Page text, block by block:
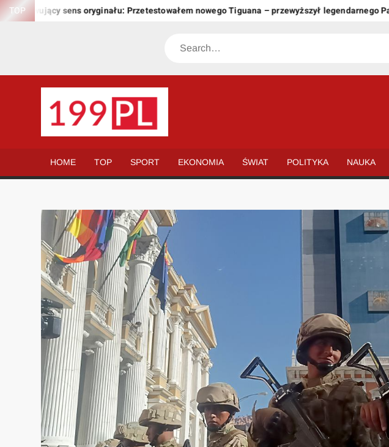
Skip
TOP sens oryginału: Przetestowałem nowego Tiguana – przewyższył legendarnego Passata
Search
świat
HOME TOP SPORT EKONOMIA ŚWIAT POLITYKA NAUKA